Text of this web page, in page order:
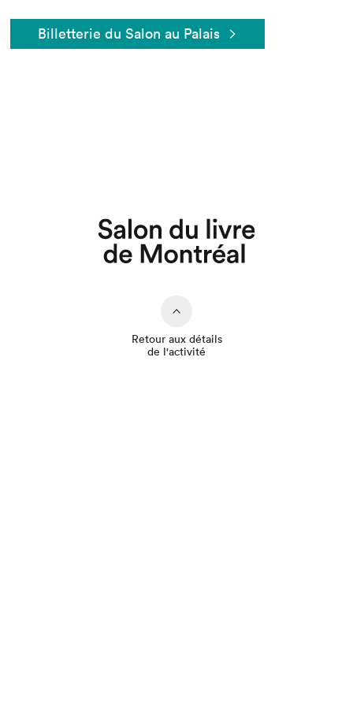
Billetterie du Salon au Palais
Retour aux détails
de l'activité